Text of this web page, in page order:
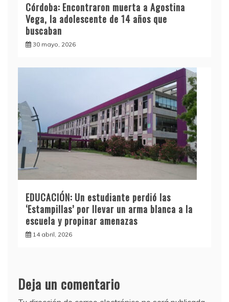
Córdoba: Encontraron muerta a Agostina
Vega, la adolescente de 14 años que
buscaban
30 mayo, 2026
EDUCACIÓN: Un estudiante perdió las
‘Estampillas’ por llevar un arma blanca a la
escuela y propinar amenazas
14 abril, 2026
Deja un comentario